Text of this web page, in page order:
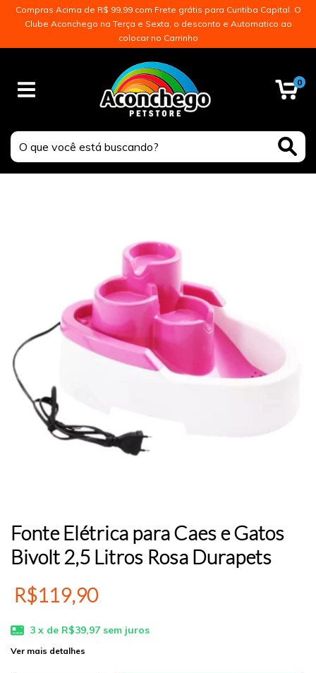
Compras Acima de R$ 99,99 com Frete grátis para Curitiba Capital. O
Clube Aconchego na Terça e Sexta, o desconto e Automatico ao
colocar no Carrinho
0
Fonte Elétrica para Caes e Gatos
Bivolt 2,5 Litros Rosa Durapets
R$119,90
3 x de R$39,97 sem juros
Ver mais detalhes